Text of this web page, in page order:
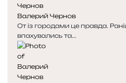
Валерий Чернов
От із городами це правда.
впахувались та...